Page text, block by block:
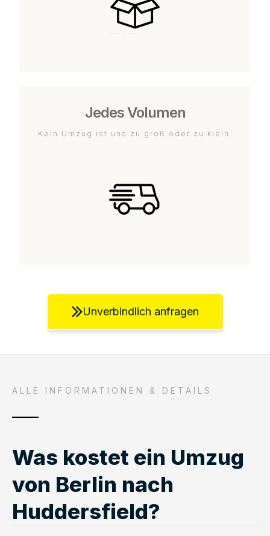
Jedes Volumen
Kein Umzug ist uns zu groß oder zu klein.
Unverbindlich anfragen
ALLE INFORMATIONEN & DETAILS
Was kostet ein Umzug
von Berlin nach
Huddersfield?